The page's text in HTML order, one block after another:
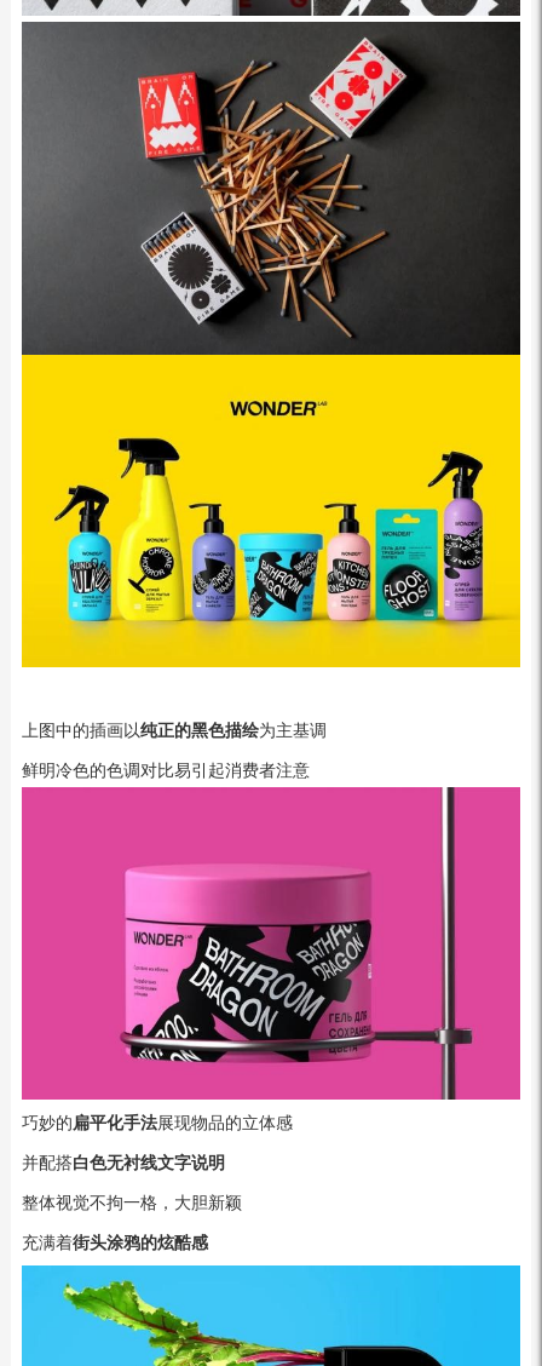
上图中的插画以纯正的黑色描绘为主基调
鲜明冷色的色调对比易引起消费者注意
巧妙的扁平化手法展现物品的立体感
并配搭白色无衬线文字说明
整体视觉不拘一格，大胆新颖
充满着街头涂鸦的炫酷感